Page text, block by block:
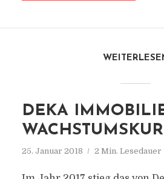
DEKA
25. Januar 2018 2 Min. Lesedauer